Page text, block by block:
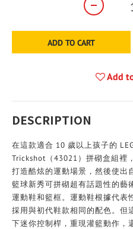
ADD TO CART
Add
DESCRIPTION
在這款適合 10 歲以上孩子的
Trickshot（43021）拼砌盒組裡
打造酷炫的運動場景，然後使出
籃球新秀可拼砌超有話題性的藝
運動鞋和籃框。運動鞋根據代表
採用與初代鞋款相同的配色。但
下迷你控制桿，重現灌籃動作，